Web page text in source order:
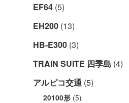
EF64 (5)
EH200 (13)
HB-E300 (3)
TRAIN SUITE 四季島 (4)
アルピコ交通 (5)
20100形 (5)